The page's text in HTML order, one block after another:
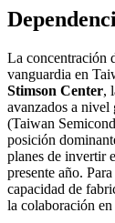
La concentración
vanguardia en
Stimson Center,
avanzados a nivel
(Taiwan
posición
planes de invertir
presente año.
capacidad de
la colaboración